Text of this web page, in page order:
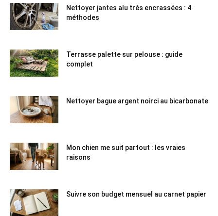
Nettoyer jantes alu très encrassées : 4
méthodes
Terrasse palette sur pelouse : guide
complet
Nettoyer bague argent noirci au bicarbonate
Mon chien me suit partout : les vraies
raisons
Suivre son budget mensuel au carnet papier